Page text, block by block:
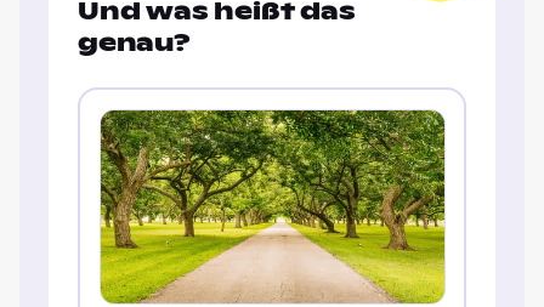
Und was heißt das
genau?